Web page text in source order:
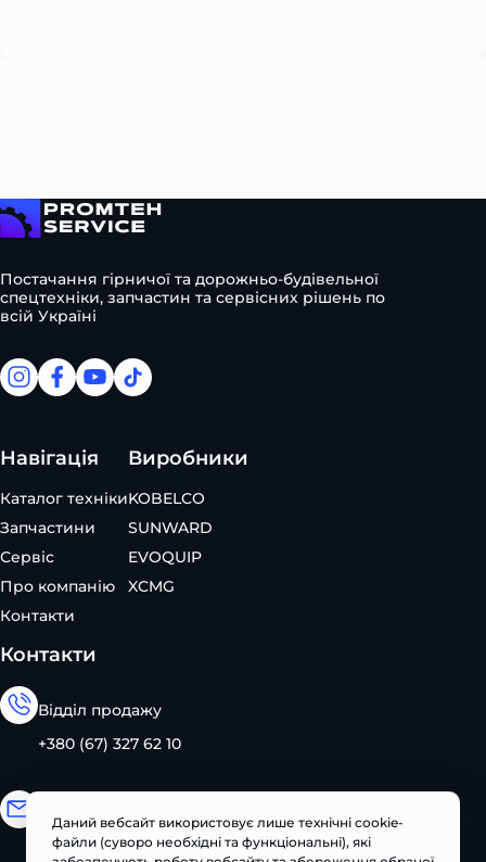
Постачання гірничої та дорожньо-будівельної
спецтехніки, запчастин та сервісних рішень по
всій Україні
facebookfacebook
youtubetiktok
Навігація
Каталог техніки
Запчастини
Сервіс
Про компанію
Контакти
Виробники
KOBELCO
SUNWARD
EVOQUIP
XCMG
Контакти
Відділ продажу
+380 (67) 327 62 10
Електронна адреса
info@pts.ua
Даний вебсайт використовує лише технічні cookie-
файли (суворо необхідні та функціональні), які